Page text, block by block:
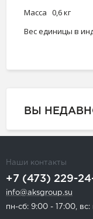
Масса 0,6 кг
Вес единицы в
ВЫ
Наши контакты
+7 (473) 229-
info@aksgroup.su
пн-сб: 9:00 - 17:00, вс: